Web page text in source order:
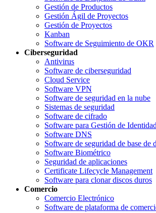
Gestión de Productos
Gestión Ágil de Proyectos
Gestión de Proyectos
Kanban
Software de Seguimiento de OKR
Ciberseguridad
Antivirus
Software de ciberseguridad
Cloud Service
Software VPN
Software de seguridad en la nube
Sistemas de seguridad
Software de cifrado
Software para Gestión de
Software DNS
Software de seguridad de base de
Software Biométrico
Seguridad de aplicaciones
Certificate Lifecycle Management
Software para clonar discos duros
Comercio
Comercio Electrónico
Software de plataforma de